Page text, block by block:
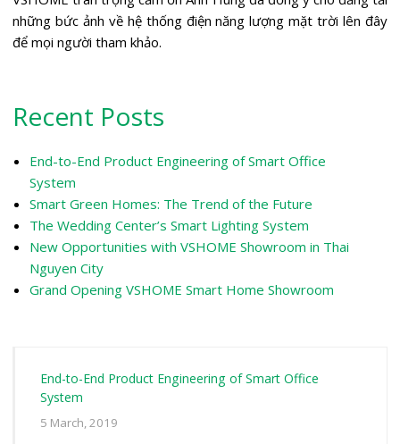
những bức ảnh về hệ thống điện năng lượng mặt trời lên đây
để mọi người tham khảo.
Recent Posts
End-to-End Product Engineering of Smart Office
System
Smart Green Homes: The Trend of the Future
The Wedding Center’s Smart Lighting System
New Opportunities with VSHOME Showroom in Thai
Nguyen City
Grand Opening VSHOME Smart Home Showroom
End-to-End Product Engineering of Smart Office
System
5 March, 2019